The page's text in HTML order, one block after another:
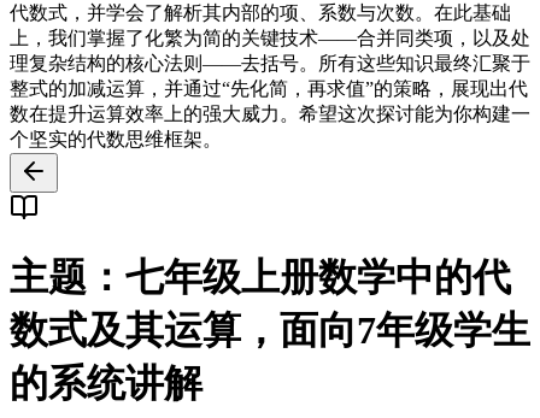
代数式，并学会了解析其内部的项、系数与次数。在此基础
上，我们掌握了化繁为简的关键技术——合并同类项，以及处
理复杂结构的核心法则——去括号。所有这些知识最终汇聚于
整式的加减运算，并通过“先化简，再求值”的策略，展现出代
数在提升运算效率上的强大威力。希望这次探讨能为你构建一
个坚实的代数思维框架。
主题：七年级上册数学中的代
数式及其运算，面向7年级学生
的系统讲解